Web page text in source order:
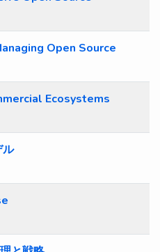
Open Source
Ecosystems
ル